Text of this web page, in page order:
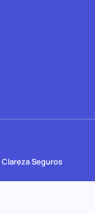
Seguros